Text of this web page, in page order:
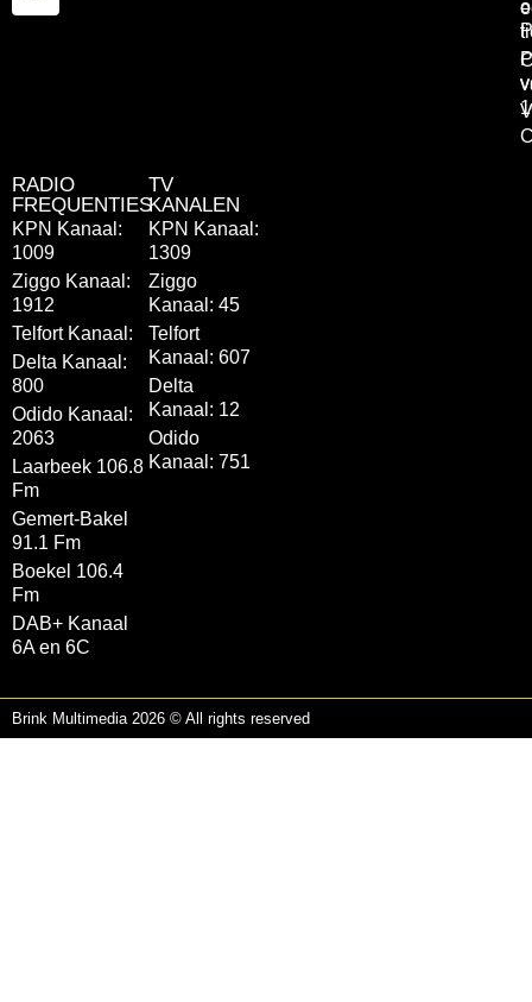
RADIO
FREQUENTIES
KPN Kanaal:
1009
Ziggo Kanaal:
1912
Telfort Kanaal:
Delta Kanaal:
800
Odido Kanaal:
2063
Laarbeek 106.8
Fm
Gemert-Bakel
91.1 Fm
Boekel 106.4
Fm
DAB+ Kanaal
6A en 6C
TV
KANALEN
KPN Kanaal:
1309
Ziggo
Kanaal: 45
Telfort
Kanaal: 607
Delta
Kanaal: 12
Odido
Kanaal: 751
Brink Multimedia 2026 © All rights reserved